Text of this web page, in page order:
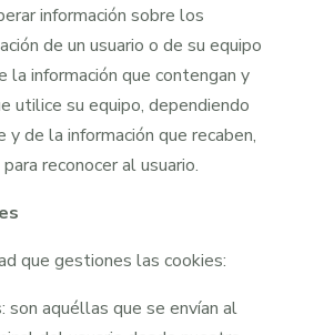
información sobre los
de un usuario o de su equipo
la información que contengan y
utilice su equipo, dependiendo
de la información que recaben,
reconocer al usuario.
que gestiones las cookies:
son aquéllas que se envían al